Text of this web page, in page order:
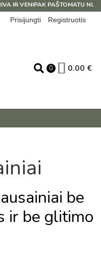
IR VENIPAK PAŠTOMATU NUO
Prisijungti
Registruotis
0 0.00 €
be
ir be glitimo